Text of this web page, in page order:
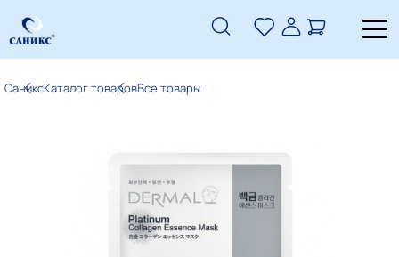
СаниксКаталог товаровВсе товары